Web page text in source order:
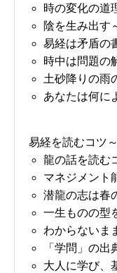
時の変化の道
陰を生み出す
易経は矛盾の
時中は問題の
土砂降りの雨
あなたは何に
易経を読むコツ
龍の話を読む
マネジメント
潜龍の志は春
一生ものの型
わからないま
「学問」の
大人に学び、